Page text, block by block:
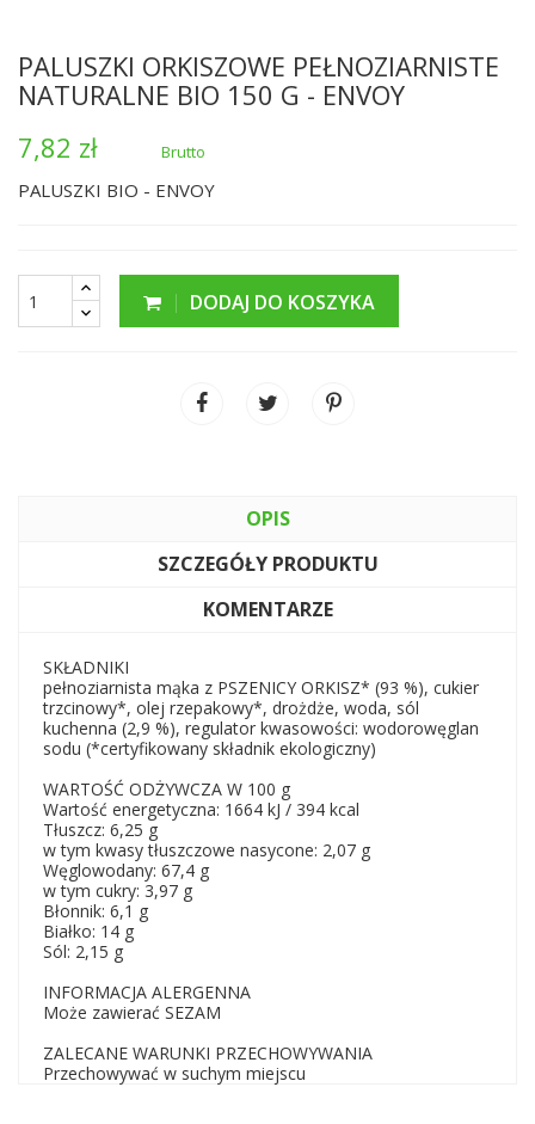
PALUSZKI ORKISZOWE PEŁNOZIARNISTE
NATURALNE BIO 150 G - ENVOY
7,82 zł
Brutto
PALUSZKI BIO - ENVOY
DODAJ DO KOSZYKA
OPIS
SZCZEGÓŁY PRODUKTU
KOMENTARZE
SKŁADNIKI
pełnoziarnista mąka z PSZENICY ORKISZ* (93 %), cukier
trzcinowy*, olej rzepakowy*, drożdże, woda, sól
kuchenna (2,9 %), regulator kwasowości: wodorowęglan
sodu (*certyfikowany składnik ekologiczny)
WARTOŚĆ ODŻYWCZA W 100 g
Wartość energetyczna: 1664 kJ / 394 kcal
Tłuszcz: 6,25 g
w tym kwasy tłuszczowe nasycone: 2,07 g
Węglowodany: 67,4 g
w tym cukry: 3,97 g
Błonnik: 6,1 g
Białko: 14 g
Sól: 2,15 g
INFORMACJA ALERGENNA
Może zawierać SEZAM
ZALECANE WARUNKI PRZECHOWYWANIA
Przechowywać w suchym miejscu